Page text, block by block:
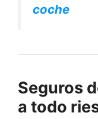
coche
Seguros
a todo